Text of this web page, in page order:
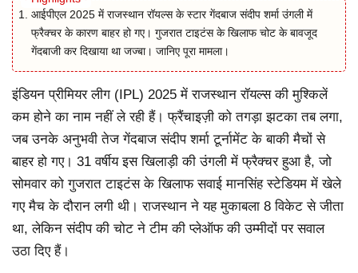
आईपीएल 2025 में राजस्थान रॉयल्स के स्टार गेंदबाज संदीप शर्मा उंगली में
फ्रैक्चर के कारण बाहर हो गए। गुजरात टाइटंस के खिलाफ चोट के बावजूद
गेंदबाजी कर दिखाया था जज्बा। जानिए पूरा मामला।
इंडियन प्रीमियर लीग (IPL) 2025 में राजस्थान रॉयल्स की मुश्किलें
कम होने का नाम नहीं ले रही हैं। फ्रैंचाइज़ी को तगड़ा झटका तब लगा,
जब उनके अनुभवी तेज गेंदबाज संदीप शर्मा टूर्नामेंट के बाकी मैचों से
बाहर हो गए। 31 वर्षीय इस खिलाड़ी की उंगली में फ्रैक्चर हुआ है, जो
सोमवार को गुजरात टाइटंस के खिलाफ सवाई मानसिंह स्टेडियम में खेले
गए मैच के दौरान लगी थी। राजस्थान ने यह मुकाबला 8 विकेट से जीता
था, लेकिन संदीप की चोट ने टीम की प्लेऑफ की उम्मीदों पर सवाल
उठा दिए हैं।